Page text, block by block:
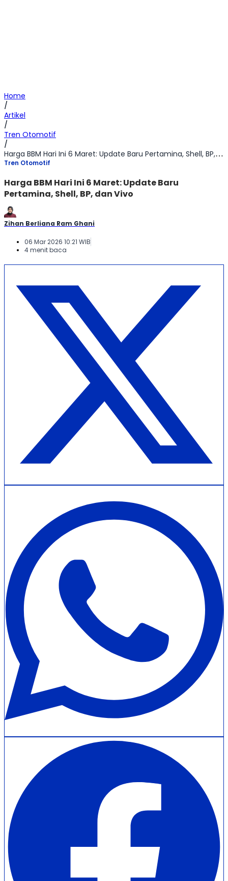
Home
/
Artikel
/
Tren Otomotif
/
Harga BBM Hari Ini 6 Maret: Update Baru Pertamina, Shell, BP, dan Vivo
Tren Otomotif
Harga BBM Hari Ini 6 Maret: Update Baru
Pertamina, Shell, BP, dan Vivo
Zihan Berliana Ram Ghani
06 Mar 2026 10:21 WIB
4 menit baca